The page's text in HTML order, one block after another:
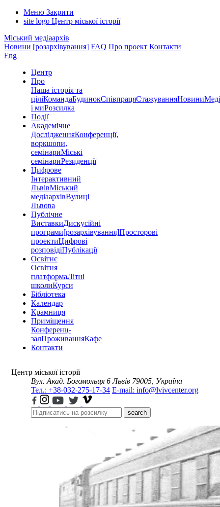
Меню Закрити
site logo Центр міської історії
Міський медіаархів
Новини [розархівування] FAQ Про проект Контакти
Eng
Центр
Про
Наша історія та
ціліКомандаБудинокСпівпрацяСтажуванняНовини
і миРозсилка
Події
Академічне
ДослідженняКонференції,
воркшопи,
семінариМіські
семінариРезиденції
Цифрове
Інтерактивний
ЛьвівМіський
медіаархівВулиці
Львова
Публічне
ВиставкиДискусійні
програми[розархівування]Просторові
проектиЦифрові
розповідіПублікації
Освітнє
Освітня
платформаЛітні
школиКурси
Бібліотека
Календар
Крамниця
Приміщення
Конференц-
залПроживанняКафе
Контакти
Центр міської історії
Вул. Акад. Богомольця 6 Львів 79005, Україна
Тел.: +38-032-275-17-34 E-mail: info@lvivcenter.org
search